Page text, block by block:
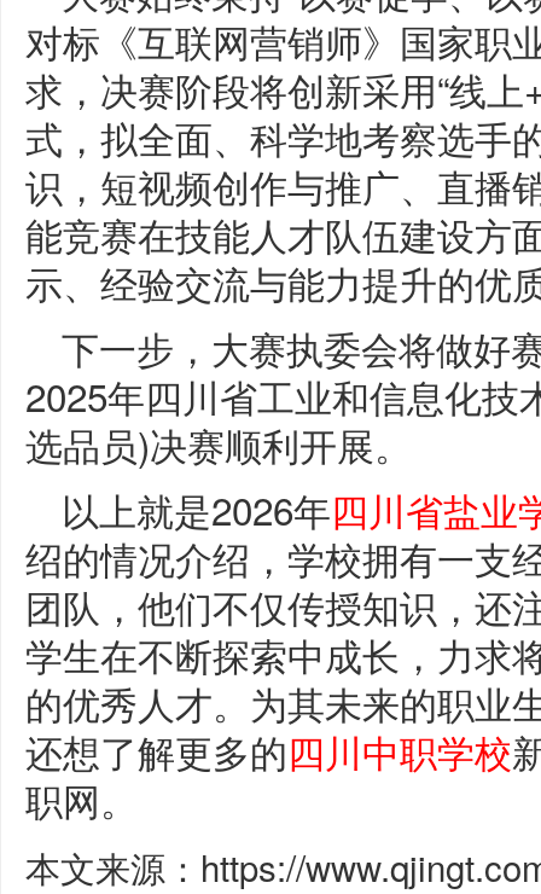
对标《互联网营销师》国家职
求，决赛阶段将创新采用“线
式，拟全面、科学地考察选手
识，短视频创作与推广、直播
能竞赛在技能人才队伍建设方
示、经验交流与能力提升的优
下一步，大赛执委会将做好
2025年四川省工业和信息化
选品员)决赛顺利开展。
以上就是2026年四川省盐业
绍的情况介绍，学校拥有一支
团队，他们不仅传授知识，还
学生在不断探索中成长，力求
的优秀人才。为其未来的职业
还想了解更多的四川中职学校
职网。
本文来源：https://